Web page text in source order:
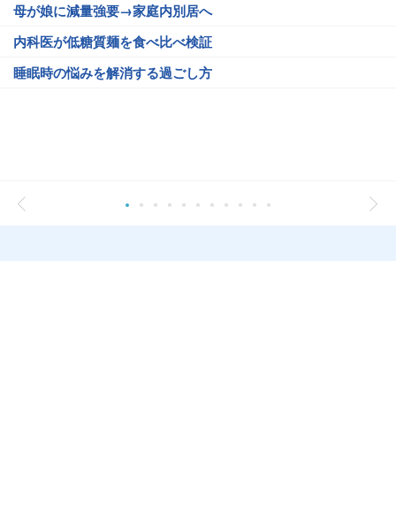
母が娘に減量強要→家庭内別居へ
内科医が低糖質麺を食べ比べ検証
睡眠時の悩みを解消する過ごし方